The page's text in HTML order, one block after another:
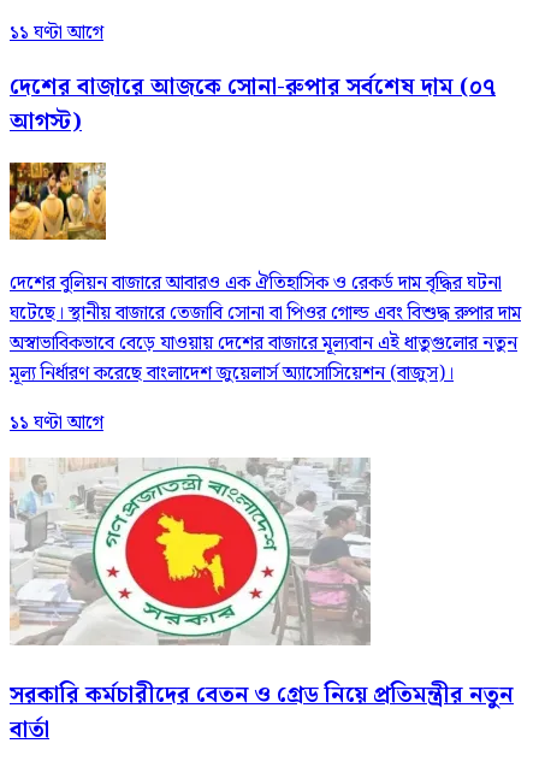
১১ ঘণ্টা আগে
দেশের বাজারে আজকে সোনা-রুপার সর্বশেষ দাম (০৭
আগস্ট)
দেশের বুলিয়ন বাজারে আবারও এক ঐতিহাসিক ও রেকর্ড দাম বৃদ্ধির ঘটনা
ঘটেছে। স্থানীয় বাজারে তেজাবি সোনা বা পিওর গোল্ড এবং বিশুদ্ধ রুপার দাম
অস্বাভাবিকভাবে বেড়ে যাওয়ায় দেশের বাজারে মূল্যবান এই ধাতুগুলোর নতুন
মূল্য নির্ধারণ করেছে বাংলাদেশ জুয়েলার্স অ্যাসোসিয়েশন (বাজুস)।
১১ ঘণ্টা আগে
সরকারি কর্মচারীদের বেতন ও গ্রেড নিয়ে প্রতিমন্ত্রীর নতুন
বার্তা